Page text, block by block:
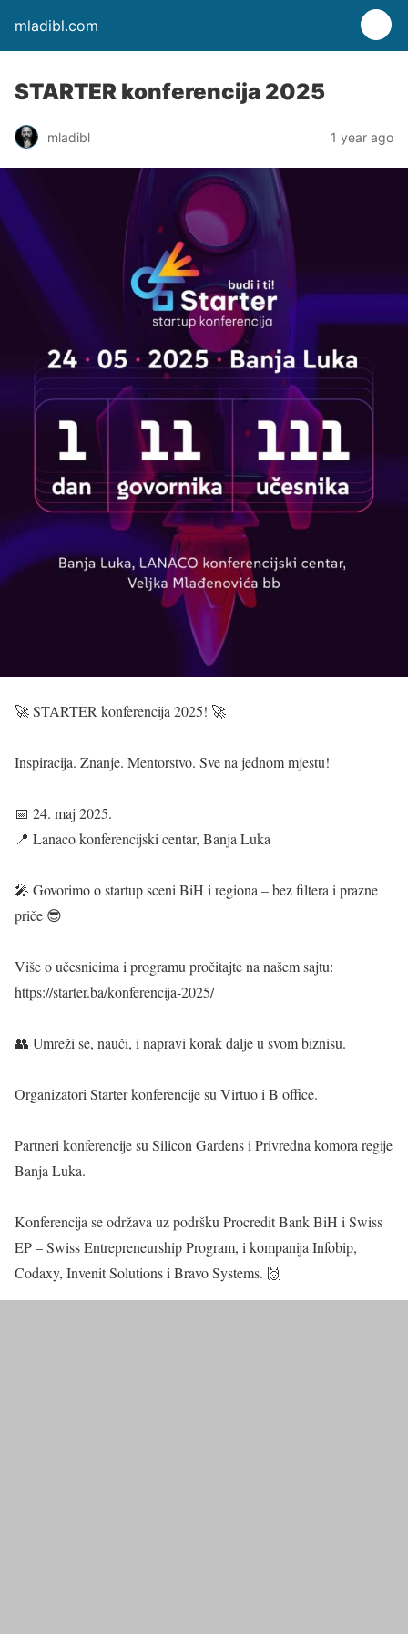
mladibl.com
STARTER konferencija 2025
mladibl 1 year ago
🚀 STARTER konferencija 2025! 🚀
Inspiracija. Znanje. Mentorstvo. Sve na jednom mjestu!
📅 24. maj 2025.
📍 Lanaco konferencijski centar, Banja Luka
🎤 Govorimo o startup sceni BiH i regiona – bez filtera i prazne
priče 😎
Više o učesnicima i programu pročitajte na našem sajtu:
https://starter.ba/konferencija-2025/
👥 Umreži se, nauči, i napravi korak dalje u svom biznisu.
Organizatori Starter konferencije su Virtuo i B office.
Partneri konferencije su Silicon Gardens i Privredna komora regije
Banja Luka.
Konferencija se održava uz podršku Procredit Bank BiH i Swiss
EP – Swiss Entrepreneurship Program, i kompanija Infobip,
Codaxy, Invenit Solutions i Bravo Systems. 🙌